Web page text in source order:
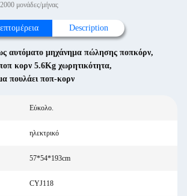
μονάδες/μήνας
Description
αυτόματο μηχάνημα πώλησης ποπκόρν,
κορν 5.6Kg χωρητικότητα,
πουλάει ποπ-κορν
Εύκολο.
ηλεκτρικό
57*54*193cm
CYJ118